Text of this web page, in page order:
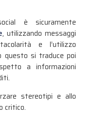
è sicuramente
, utilizzando messaggi
e l’utilizzo
questo si traduce poi
a informazioni
stereotipi e allo
critico.